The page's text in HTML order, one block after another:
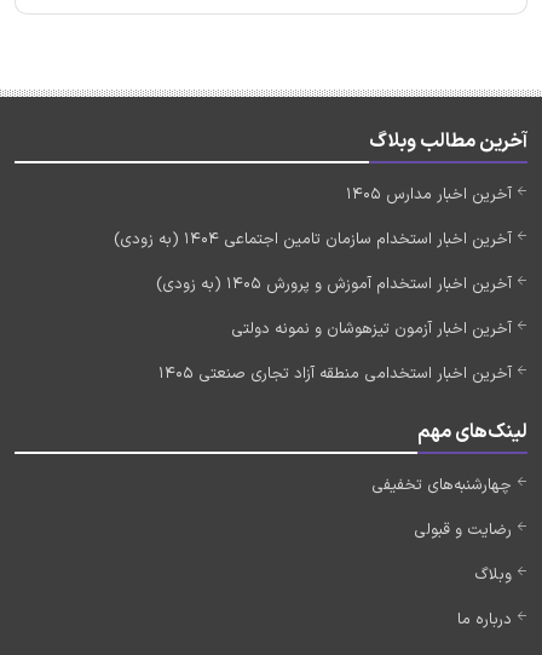
آخرین مطالب وبلاگ
آخرین اخبار مدارس 1405
آخرین اخبار استخدام سازمان تامین اجتماعی 1404 (به زودی)
آخرین اخبار استخدام آموزش و پرورش 1405 (به زودی)
آخرین اخبار آزمون تیزهوشان و نمونه دولتی
آخرین اخبار استخدامی منطقه آزاد تجاری صنعتی 1405
لینک‌های مهم
چهارشنبه‌های تخفیفی
رضایت و قبولی
وبلاگ
درباره ما